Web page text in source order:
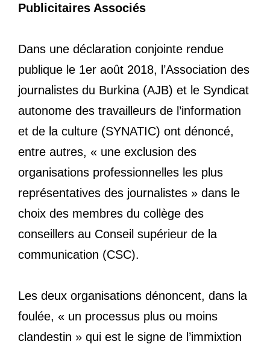
Publicitaires Associés
Dans une déclaration conjointe rendue
publique le 1er août 2018, l’Association des
journalistes du Burkina (AJB) et le Syndicat
autonome des travailleurs de l’information
et de la culture (SYNATIC) ont dénoncé,
entre autres, « une exclusion des
organisations professionnelles les plus
représentatives des journalistes » dans le
choix des membres du collège des
conseillers au Conseil supérieur de la
communication (CSC).
Les deux organisations dénoncent, dans la
foulée, « un processus plus ou moins
clandestin » qui est le signe de l’immixtion